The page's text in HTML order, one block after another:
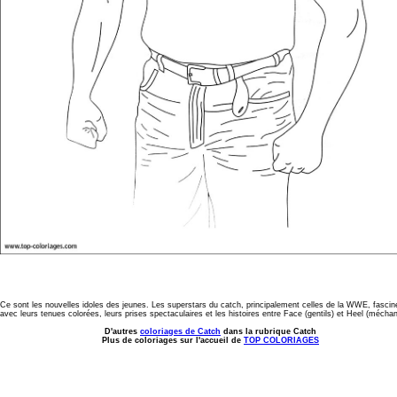
Ce sont les nouvelles idoles des jeunes. Les superstars du catch, principalement celles de la WWE,
avec leurs tenues colorées, leurs prises spectaculaires et les histoires entre Face (gentils) et Heel
D'autres coloriages de Catch dans la rubrique Catch
Plus de coloriages sur l'accueil de TOP COLORIAGES